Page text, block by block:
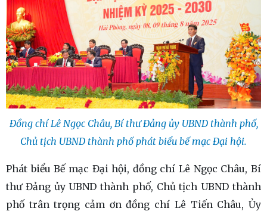
Đồng chí Lê Ngọc Châu, Bí thư Đảng ủy UBND thành phố,
Chủ tịch UBND thành phố phát biểu bế mạc Đại hội.
Phát biểu Bế mạc Đại hội, đồng chí Lê Ngọc Châu, Bí
thư Đảng ủy UBND thành phố, Chủ tịch UBND thành
phố trân trọng cảm ơn đồng chí Lê Tiến Châu, Ủy